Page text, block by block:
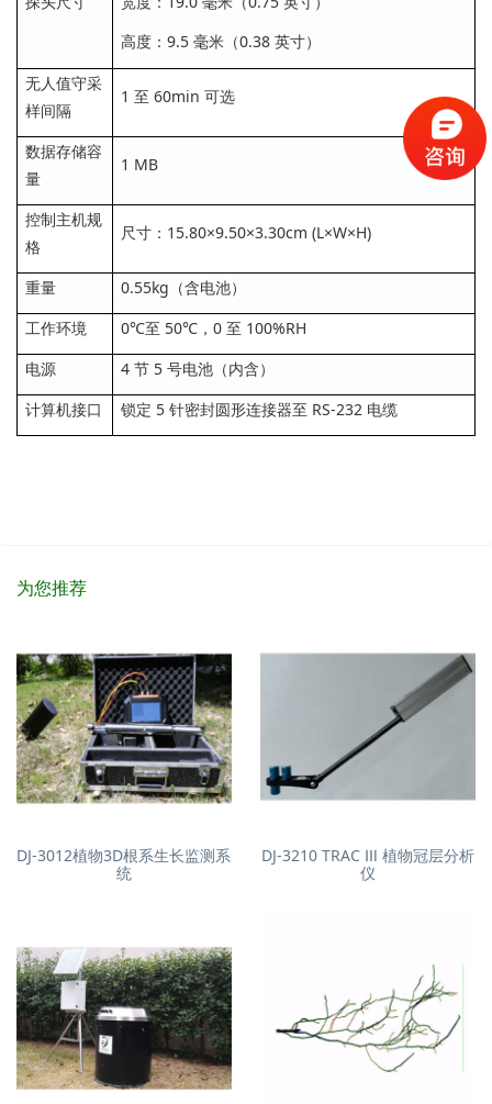
高度：9.5 毫米（0.38 英寸）
无人值守采
样间隔
1 至 60min 可选
数据存储容
量
1 MB
控制主机规
格
尺寸：15.80×9.50×3.30cm (L×W×H)
重量
0.55kg（含电池）
工作环境
0℃至 50℃，0 至 100%RH
电源
4 节 5 号电池（内含）
计算机接口
锁定 5 针密封圆形连接器至 RS-232 电缆
为您推荐
DJ-3012植物3D根系生长监测系
统
DJ-3210 TRAC Ⅲ 植物冠层分析
仪